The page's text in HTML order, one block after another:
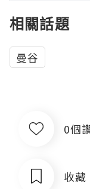
相關話題
曼谷
0個
收藏